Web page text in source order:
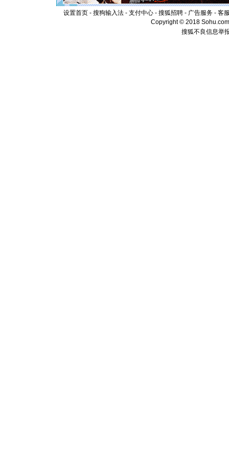
卖了。水
[春节] 风
颜！冬去
道一声平
设置首页 - 搜狗输入法 - 支付中心 - 搜狐招聘 - 广告服务 - 客
Copyright © 2018
搜狐不良信息举